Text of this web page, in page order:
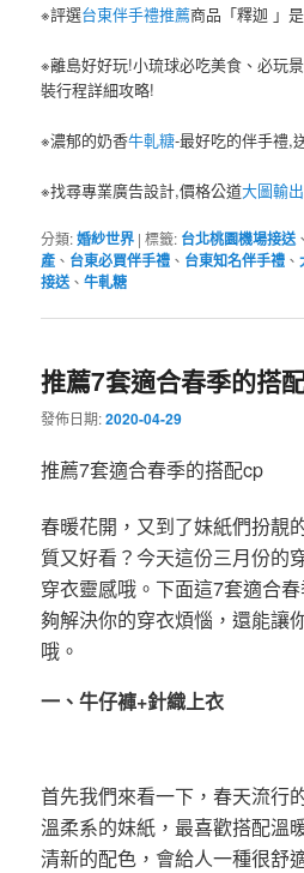
※評選台東伴手禮推薦商品「釋迦 」是
※離島好好玩!小琉球必吃美食、必玩
裝行程詳細攻略!
※濃郁的奶香牛軋糖-最好吃的伴手禮,
※找尋專業廣告設計,價格公道大圖輸出
分類:婚紗世界 |標籤: 台北桃園機場接送 、
產 、 台東必買伴手禮 、 台東知名伴手禮 、
接送 、牛軋糖
推薦7套適合春季的搭
發佈日期:2020-04-29
推薦7套適合春季的搭配cp
春暖花開，又到了妹紙們扮靚
質又好看？今天這份三月份的
穿衣靈感哦。下面這7套適合
夠解決你的穿衣煩惱，還能讓
哦。
一、牛仔褲+針織上衣
首先我們來看一下，春天流行
溫柔系的妹紙，最喜歡搭配溫
清新的配色，會給人一種很舒